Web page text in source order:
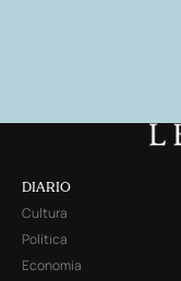
DIARIO
Cultura
Política
Economía